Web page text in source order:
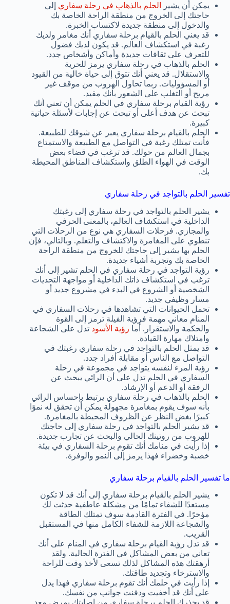
يمكن أن يشير
الحلم بالذهاب في رحلة سفاري إلى
حاجتك إلى الخروج من منطقة الراحة الخاصة بك
والدخول إلى منطقة جديدة لاكتساب الخبرة.
قد يعني الحلم بالقيام برحلة سفاري أنك مغامر ولديك
رغبة في استكشاف العالم. قد يكون لديك فضول
للتعرف على ثقافات جديدة وأماكن وأشخاص جدد.
الحلم بالذهاب في رحلة سفاري يرمز للحرية
والاستقلال. قد يعني أنك تتوق إلى حياة خالية من القيود
أو المسؤوليات. ربما تحاول الهروب من موقف غير
مريح أو التغلب على الشعور بأنك مقيد.
رؤية القيام برحلة سفاري في الحلم يمكن أن تعني أنك
تبحث عن هدف أعلى أو تبحث عن إجابات لأسئلة حياتية
كبيرة.
الحلم بالقيام برحلة سفاري يعبر عن شوقك للطبيعة.
فأنت تمتلك رغبة في التواصل مع الطبيعة والاستمتاع
بجمال العالم من حولك. قد ترغب في قضاء بعض
الوقت في الهواء الطلق واستكشاف المناطق المحيطة
بك.
تفسير الحلم بالتواجد في رحلة سفاري
يشير الحلم بالتواجد في رحلة سفاري إلى رغبتك
الداخلية في استكشاف العالم، بالمعنى الحرفي
والمجازي. فرحلات السفاري هي نوع من الرحلات التي
تنطوي على المغامرة والاكتشاف والتعلم. وبالتالي، فإن
الحلم بها يشير إلى حاجتك للخروج من منطقة الراحة
الخاصة بك وتجربة أشياء جديدة.
رؤية التواجد في رحلة سفاري في الحلم تشير إلى أنك
ترغب في استكشاف ذاتك الداخلية أو مواجهة التحديات
الشخصية أو الشروع في البدء في مشروع جديد أو
مسار وظيفي جديد.
تحمل الحيوانات التي تشاهدها في رحلات السفاري في
المنام معاني مهمة فرؤية الفيلة ترمز إلى القوة
والحكمة والاستقرار. أما رؤية الأسود تدل على الشجاعة
وامتلاك مهارة القيادة.
قد يمثل الحلم بالتواجد في رحلة سفاري رغبتك في
التواصل مع الناس أو مقابلة أفراد جدد.
رؤية المرء لنفسه يتواجد في مجموعة في رحلة
السفاري في الحلم تدل على أن الرائي يبحث عن
الرفقة أو الدعم أو الإرشاد.
الحلم بالذهاب في رحلة سفاري يرتبط بإحساس الرائي
بأنه سوف يقوم بمغامرة مجهولة يمكن أن تحقق له نموًا
كبيرًا بغض النظر عن الظروف المحيطة بالمغامرة.
قد يشير الحلم بالتواجد في رحلة سفاري إلى حاجتك
للهروب من روتينك الحالي والبحث عن تجارب جديدة.
إذا رأيت في منامك أنك تقوم برحلة السفاري في بيئة
خصبة وخضراء فهذا يرمز إلى النمو والوفرة.
ما تفسير الحلم بالقيام برحلة سفاري
يشير الحلم بالقيام برحلة سفاري إلى أنك قد لا تكون
مستعدًا للشفاء تمامًا من مشكلة عاطفية حدثت لك
مؤخرًا. في الفترة القادمة سوف تمتلك الطاقة
والشجاعة اللازمة للشفاء الكامل منها في المستقبل
القريب.
قد تدل رؤية القيام برحلة سفاري في المنام على أنك
تعاني من بعض المشاكل في الفترة الحالية. ولقد
أرهقتك هذه المشاكل لذلك تسعى لأخذ وقت للراحة
والاسترخاء وتجديد طاقتك.
إذا رأيت في حلمك أنك تقوم برحلة سفاري فهذا يدل
على أنك قد أخفيت ودفنت جوانب من نفسك.